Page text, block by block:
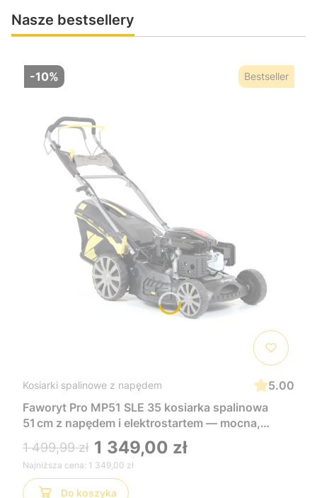
Nasze bestsellery
-10% Bestseller
Kosiarki spalinowe z napędem
5.00
Faworyt Pro MP51 SLE 35 kosiarka spalinowa
51 cm z napędem i elektrostartem — mocna,
wygodna i łatwa w uruchomieniu, idealna do
dużych trawników
1 499,99 zł 1 349,00 zł
Najniższa cena: 1 349,00 zł
Do koszyka